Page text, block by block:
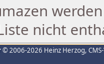
nicht
© 2006-2026 Heinz Herzog,